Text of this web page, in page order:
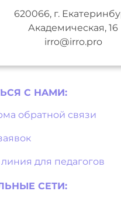
620066, г.
Академическая, 16
irro@irro.pro
С НAМИ:
обратной связи
линия для педагогов
СЕТИ: